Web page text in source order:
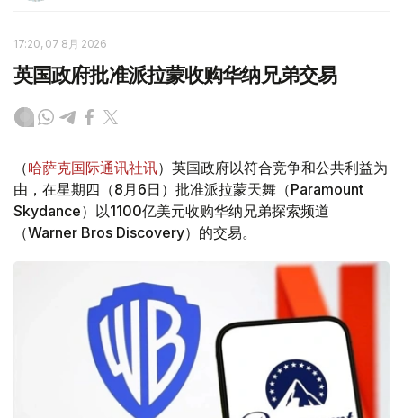
17:20, 07 8月 2026
英国政府批准派拉蒙收购华纳兄弟交易
（哈萨克国际通讯社讯）英国政府以符合竞争和公共利益为
由，在星期四（8月6日）批准派拉蒙天舞（Paramount
Skydance）以1100亿美元收购华纳兄弟探索频道
（Warner Bros Discovery）的交易。